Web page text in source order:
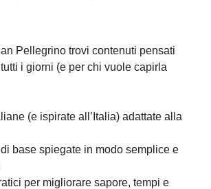
Pellegrino trovi contenuti pensati
i giorni (e per chi vuole capirla
(e ispirate all’Italia) adattate alla
base spiegate in modo semplice e
per migliorare sapore, tempi e